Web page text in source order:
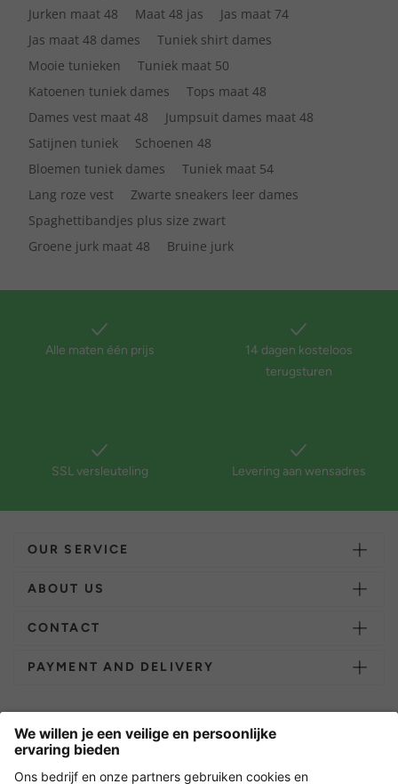
Jurken maat 48 Maat 48 jas
Jas maat 74
Jas maat 48 dames
Tuniek shirt dames
Mooie tunieken
Tuniek maat 50
Katoenen tuniek dames
Tops maat 48
Dames vest maat 48
Jumpsuit dames maat 48
Satijnen tuniek
Schoenen 48
Bloemen tuniek dames
Tuniek maat 54
Lang roze vest
Zwarte sneakers leer dames
Spaghettibandjes plus size zwart
Groene jurk maat 48
Bruine jurk
Alle maten één prijs
14 dagen kosteloos
terugsturen
SSL versleuteling Levering aan wensadres
OUR SERVICE
ABOUT US
CONTACT
PAYMENT AND DELIVERY
Nederland